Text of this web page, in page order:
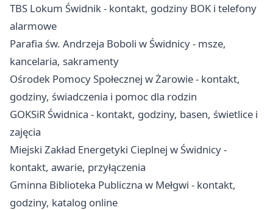
TBS Lokum Świdnik - kontakt, godziny BOK i telefony
alarmowe
Parafia św. Andrzeja Boboli w Świdnicy - msze,
kancelaria, sakramenty
Ośrodek Pomocy Społecznej w Żarowie - kontakt,
godziny, świadczenia i pomoc dla rodzin
GOKSiR Świdnica - kontakt, godziny, basen, świetlice i
zajęcia
Miejski Zakład Energetyki Cieplnej w Świdnicy -
kontakt, awarie, przyłączenia
Gminna Biblioteka Publiczna w Mełgwi - kontakt,
godziny, katalog online